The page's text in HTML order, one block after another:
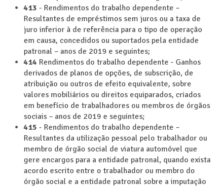
413 - Rendimentos do trabalho dependente –
Resultantes de empréstimos sem juros ou a taxa de
juro inferior à de referência para o tipo de operação
em causa, concedidos ou suportados pela entidade
patronal – anos de 2019 e seguintes;
414 Rendimentos do trabalho dependente - Ganhos
derivados de planos de opções, de subscrição, de
atribuição ou outros de efeito equivalente, sobre
valores mobiliários ou direitos equiparados, criados
em benefício de trabalhadores ou membros de órgãos
sociais – anos de 2019 e seguintes;
415 - Rendimentos do trabalho dependente –
Resultantes da utilização pessoal pelo trabalhador ou
membro de órgão social de viatura automóvel que
gere encargos para a entidade patronal, quando exista
acordo escrito entre o trabalhador ou membro do
órgão social e a entidade patronal sobre a imputação